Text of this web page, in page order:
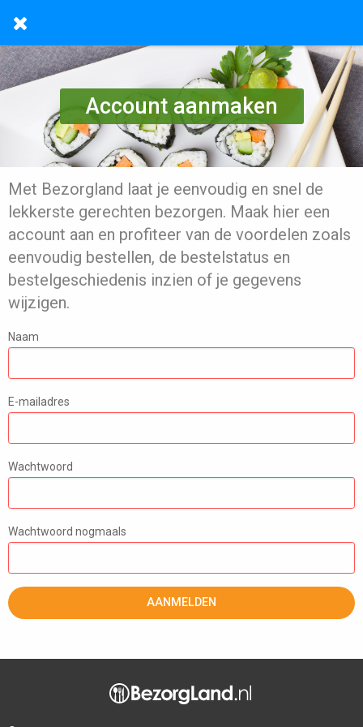
Account aanmaken
Met Bezorgland laat je eenvoudig en snel de
lekkerste gerechten bezorgen. Maak hier een
account aan en profiteer van de voordelen zoals
eenvoudig bestellen, de bestelstatus en
bestelgeschiedenis inzien of je gegevens
wijzigen.
Naam
E-mailadres
Wachtwoord
Wachtwoord nogmaals
AANMELDEN